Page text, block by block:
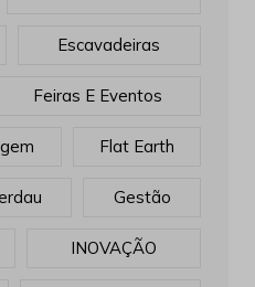
Escavadeiras
Feiras E Eventos
Flat Earth
Gestão
INOVAÇÃO